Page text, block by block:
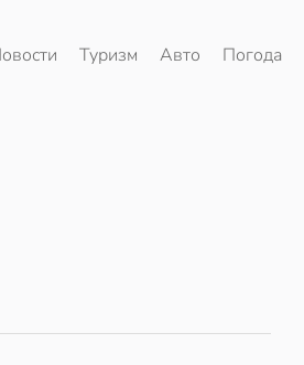
Туризм Авто Погода